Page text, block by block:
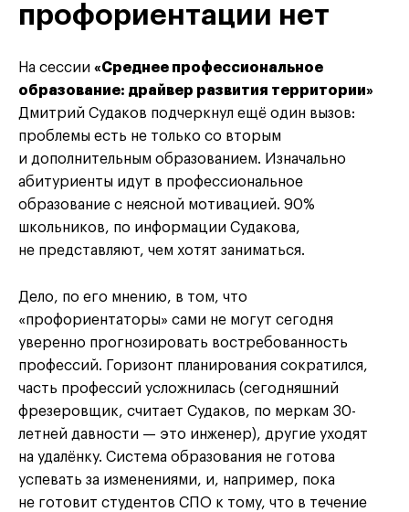
профориентации нет
На сессии «Среднее профессиональное
образование: драйвер развития территории»
Дмитрий Судаков подчеркнул ещё один вызов:
проблемы есть не только со вторым
и дополнительным образованием. Изначально
абитуриенты идут в профессиональное
образование с неясной мотивацией. 90%
школьников, по информации Судакова,
не представляют, чем хотят заниматься.
Дело, по его мнению, в том, что
«профориентаторы» сами не могут сегодня
уверенно прогнозировать востребованность
профессий. Горизонт планирования сократился,
часть профессий усложнилась (сегодняшний
фрезеровщик, считает Судаков, по меркам 30-
летней давности — это инженер), другие уходят
на удалёнку. Система образования не готова
успевать за изменениями, и, например, пока
не готовит студентов СПО к тому, что в течение